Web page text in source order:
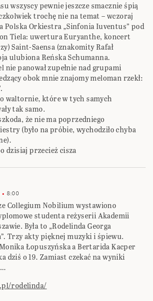
wszyscy pewnie jeszcze smacznie śpią
trochę nie na temat – wczoraj
Polska Orkiestra „Sinfonia Iuventus” pod
Tiela: uwertura Euryanthe, koncert
Saint-Saensa (znakomity Rafał
ulubiona Reńska Schumanna.
panował zupełnie nad grupami
obok mnie znajomy meloman rzekł:
o waltornie, które w tych samych
tak samo.
że nie ma poprzedniego
(było na próbie, wychodziło chyba
dzisiaj przecież cisza
8:00
Collegium Nobilium wystawiono
studenta reżyserii Akademii
Była to „Rodelinda Georga
Trzy akty pięknej muzyki i śpiewu.
Łopuszyńska a Bertarida Kacper
dziś o 19. Zamiast czekać na wyniki
rodelinda/